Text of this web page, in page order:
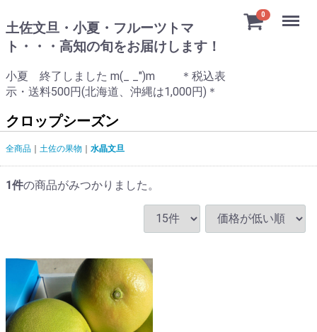
土佐文旦・小夏・フルーツトマ
ト・・・高知の旬をお届けします！
小夏 終了しました m(_ _")m ＊税込表
示・送料500円(北海道、沖縄は1,000円)＊
クロップシーズン
0 Menu
全商品 土佐の果物 水晶文旦
1件の商品がみつかりました。